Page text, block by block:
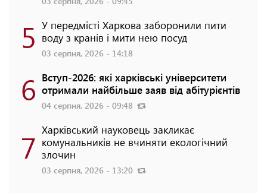
5 У передмісті Харкова заборонили пити
воду з кранів і мити нею посуд
03 серпня, 2026 - 14:18
6 Вступ-2026: які харківські університети
отримали найбільше заяв від абітурієнтів
04 серпня, 2026 - 09:48
7 Харківський науковець закликає
комунальників не вчиняти екологічний
злочин
03 серпня, 2026 - 13:20